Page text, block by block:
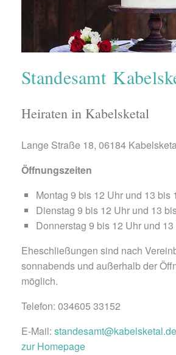
Standesamt
Heiraten in Kabelsketal
Lange Straße 18, 06184
Öffnungszeiten
Montag 9 bis 12 Uhr und 13 bis
Dienstag 9 bis 12 Uhr und 13
Donnerstag 9 bis 12 Uhr und
Eheschließungen sind nach
sonnabends und außerhalb der
möglich.
Telefon: 034605 33152
E-Mail: standesamt@kabelsketal.de
zur Homepage